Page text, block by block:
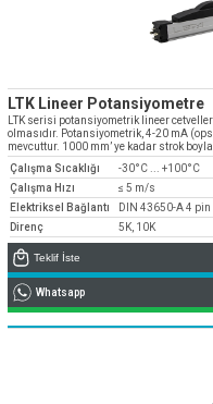
LTK Lineer Potansiyometre
LTK serisi potansiyometrik lineer
olmasıdır. Potansiyometrik, 4-20 mA
mevcuttur. 1000 mm’ ye kadar strok
Çalışma Sıcaklığı
-30°C ... +100°C
Çalışma Hızı
≤ 5 m/s
Elektriksel Bağlantı
DIN 43650-A 4 pin
Direnç
5K, 10K
Teklif İste
Whatsapp